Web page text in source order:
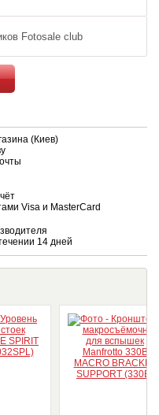
Fotosale club
(Киев)
Visa и MasterCard
14 дней